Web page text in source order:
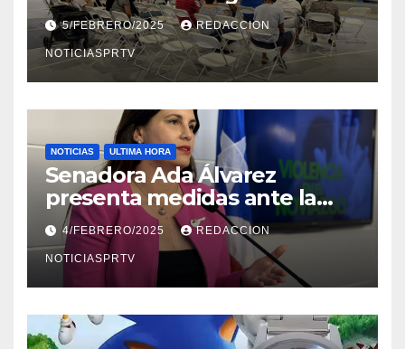
Reparto Metropolitano
5/FEBRERO/2025 REDACCION
NOTICIASPRTV
NOTICIAS ULTIMA HORA
Senadora Ada Álvarez
presenta medidas ante la
violencia en el noviazgo
4/FEBRERO/2025 REDACCION
NOTICIASPRTV